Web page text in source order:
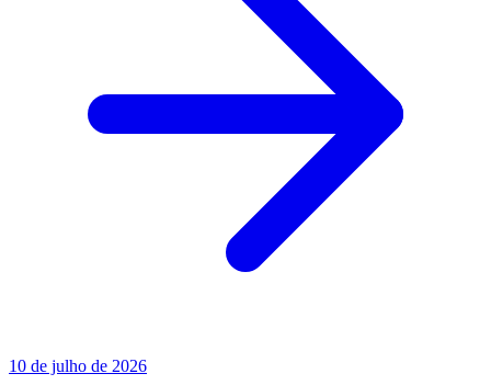
10 de julho de 2026